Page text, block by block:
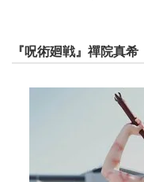
『呪術廻戦』禪院真希